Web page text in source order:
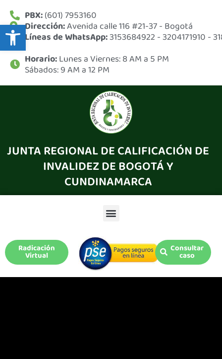
Abrir barra de herramientas
contenido
PBX:(601) 7953160
Dirección:Avenida calle 116 #21-37 - Bogotá
Líneas de WhatsApp:3153684922 - 3204171910 -
Horario:Lunes a Viernes: 8 AM a 5 PM
Sábados: 9 AM a 12 PM
JUNTA REGIONAL DE CALIFICACIÓN DE
INVALIDEZ DE BOGOTÁ Y
CUNDINAMARCA
Radicación
Virtual
Consultar
caso